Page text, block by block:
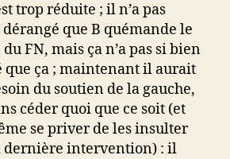
trop réduite ; il n’a pas
que B quémande le
FN, mais ça n’a pas si bien
que ça ; maintenant il aurait
du soutien de la gauche,
céder quoi que ce soit (et
se priver de les insulter
dernière intervention) : il